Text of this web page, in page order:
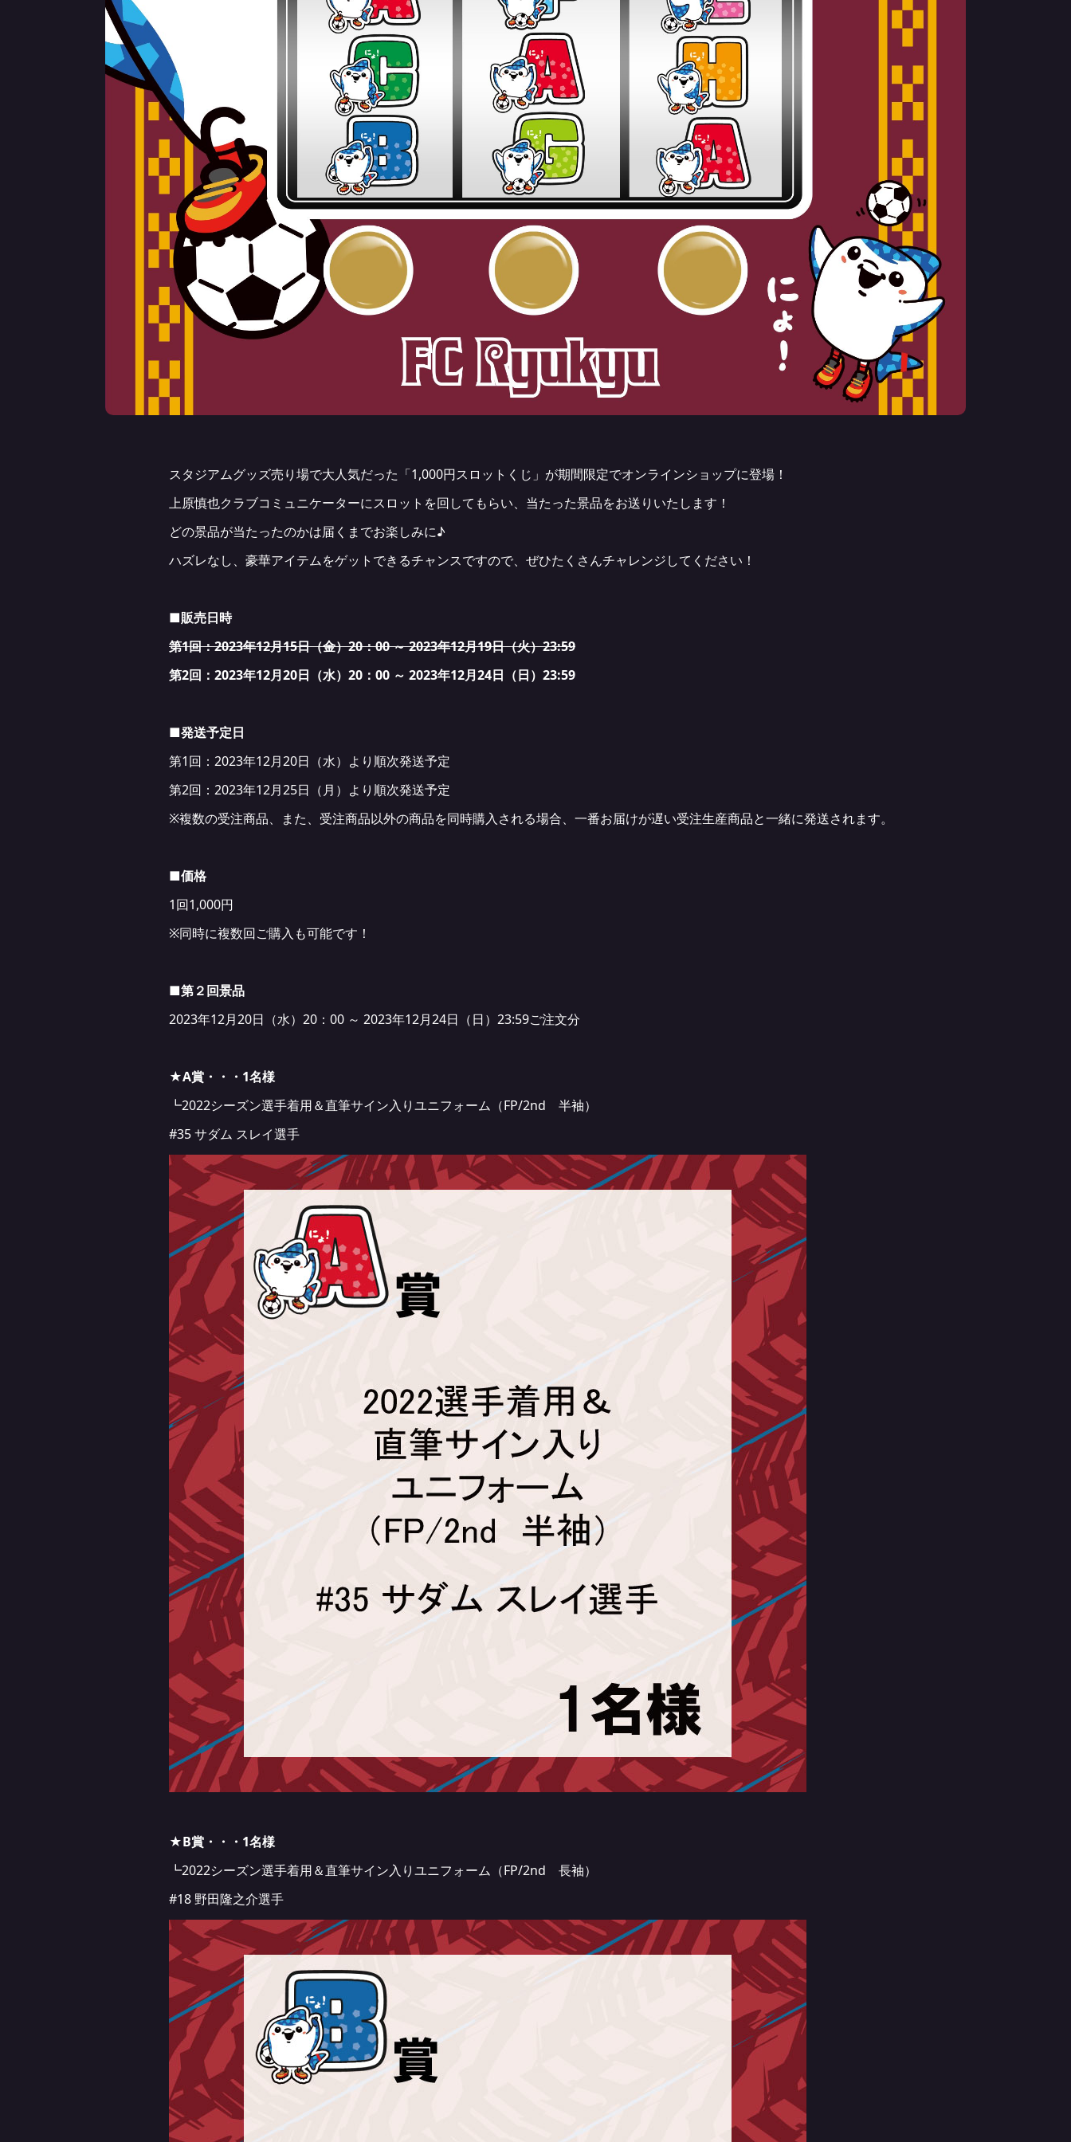
スタジアムグッズ売り場で大人気だった「1,000円スロットくじ」が期間限定でオンラインショップに登場！
上原慎也クラブコミュニケーターにスロットを回してもらい、当たった景品をお送りいたします！
どの景品が当たったのかは届くまでお楽しみに♪
ハズレなし、豪華アイテムをゲットできるチャンスですので、ぜひたくさんチャレンジしてください！
■販売日時
第1回：2023年12月15日（金）20：00 ～ 2023年12月19日（火）23:59
第2回：2023年12月20日（水）20：00 ～ 2023年12月24日（日）23:59
■発送予定日
第1回：2023年12月20日（水）より順次発送予定
第2回：2023年12月25日（月）より順次発送予定
※複数の受注商品、また、受注商品以外の商品を同時購入される場合、一番お届けが遅い受注生産商品と一緒に発送されます。
■価格
1回1,000円
※同時に複数回ご購入も可能です！
■第２回景品
2023年12月20日（水）20：00 ～ 2023年12月24日（日）23:59ご注文分
★A賞・・・1名様
┗2022シーズン選手着用＆直筆サイン入りユニフォーム（FP/2nd 半袖）
#35 サダム スレイ選手
★B賞・・・1名様
┗2022シーズン選手着用＆直筆サイン入りユニフォーム（FP/2nd 長袖）
#18 野田隆之介選手